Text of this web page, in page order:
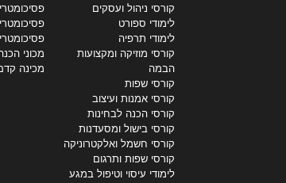
קורסי ניהול ועסקים
לימודי ספורט
לימודי תרפיה
קורסי מוזיקה ומקצועות
הבמה
קורסי שפות
קורסי אמנות ועיצוב
קורסי הכנה לבחינות
קורסי בישול ומסעדנות
קורסי חשמל ואלקטרוניקה
קורסי שפות ותרגום
לימודי עיסוי וטיפול במגע
מכוני
מכינה